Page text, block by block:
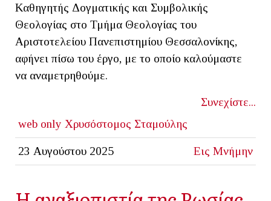
Καθηγητής Δογματικής και Συμβολικής
Θεολογίας στο Τμήμα Θεολογίας του
Αριστοτελείου Πανεπιστημίου Θεσσαλονίκης,
αφήνει πίσω του έργο, με το οποίο καλούμαστε
να αναμετρηθούμε.
Συνεχίστε...
web only Χρυσόστομος Σταμούλης
23 Αυγούστου 2025 Εις Μνήμην